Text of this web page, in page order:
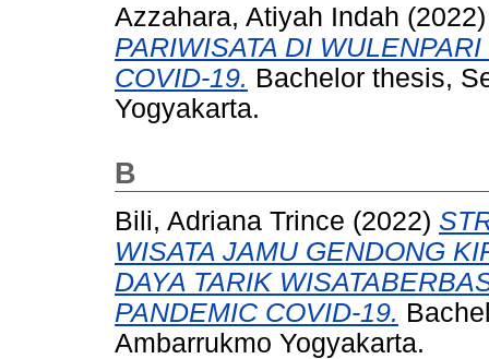
Azzahara, Atiyah Indah
PARIWISATA DI
COVID-19. Bachelor thesis,
Yogyakarta.
B
Bili, Adriana Trince (2022)
WISATA JAMU GENDONG
DAYA TARIK
PANDEMIC COVID-19.
Ambarrukmo Yogyakarta.